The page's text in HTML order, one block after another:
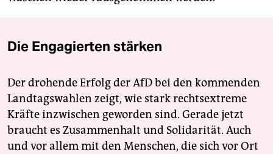
Die Engagierten stärken
Der drohende Erfolg der AfD bei den kommenden
Landtagswahlen zeigt, wie stark rechtsextreme
Kräfte inzwischen geworden sind. Gerade jetzt
braucht es Zusammenhalt und Solidarität. Auch
und vor allem mit den Menschen, die sich vor Ort